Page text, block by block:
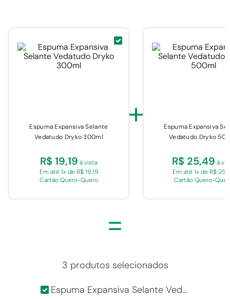
Espuma Expansiva Selante
Vedatudo Dryko 300ml
R$ 19,19 à vista
Em até 1x de R$ 19,19
Cartão Quero-Quero
+
Espuma Expansiva
Vedatudo Dryko
R$ 25,49 à
Em até 1x de R$
Cartão Quero-
=
3 produtos selecionados
Espuma Expansiva Selante Vedatudo Dryko 300ml